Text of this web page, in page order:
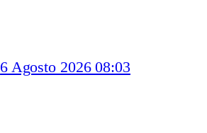
6 Agosto 2026 08:03